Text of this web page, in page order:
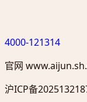
4000-121314
官网
沪ICP备